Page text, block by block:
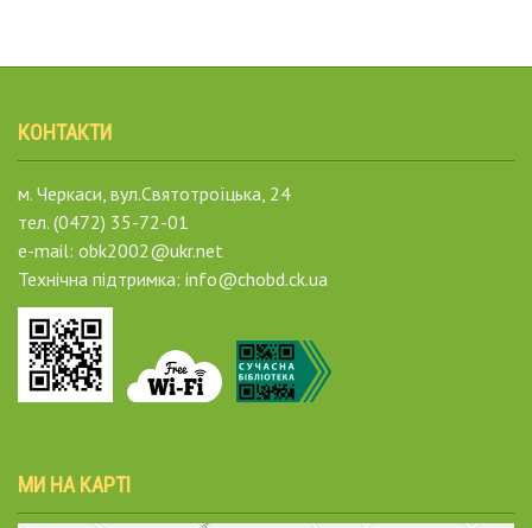
КОНТАКТИ
м. Черкаси, вул.Святотроїцька, 24
тел. (0472) 35-72-01
e-mail: obk2002@ukr.net
Технічна підтримка: info@chobd.ck.ua
МИ НА КАРТІ